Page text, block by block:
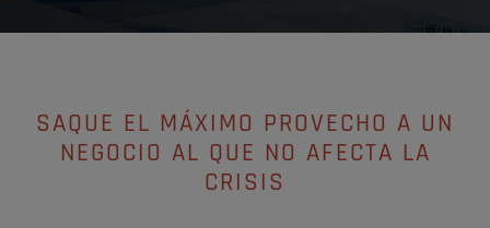
SAQUE EL MÁXIMO PROVECHO A UN
NEGOCIO AL QUE NO AFECTA LA
CRISIS